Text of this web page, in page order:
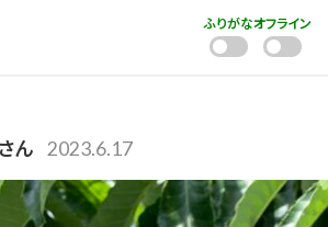
ふりがなオフライン
ん 2023.6.17